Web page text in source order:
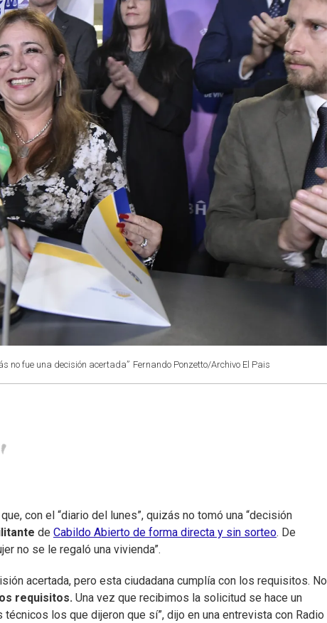
no fue una decisión acertada” Fernando Ponzetto/Archivo El Pais
con el “diario del lunes”, quizás no tomó una “decisión
de Cabildo Abierto de forma directa y sin sorteo. De
no se le regaló una vivienda”.
acertada, pero esta ciudadana cumplía con los requisitos. No
requisitos. Una vez que recibimos la solicitud se hace un
los que dijeron que sí”, dijo en una entrevista con Radio